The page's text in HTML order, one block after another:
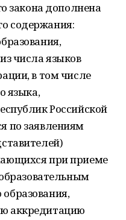
закона дополнена
содержания:
числа языков
в том числе
языка,
Российской
по заявлениям
при приеме
аккредитацию